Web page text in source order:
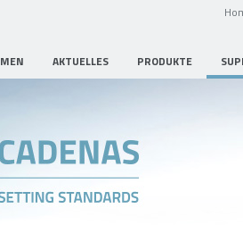
AKTUELLES PRODUKTE